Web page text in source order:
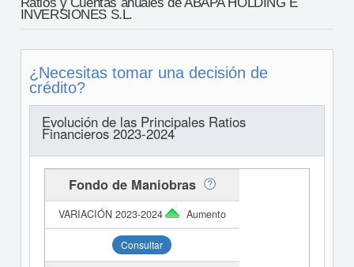
INVERSIONES S.L.
¿Necesitas tomar una decisión de
crédito?
Evolución de las Principales Ratios
Financieros 2023-2024
Fondo de Maniobras
Aumento
Consultar